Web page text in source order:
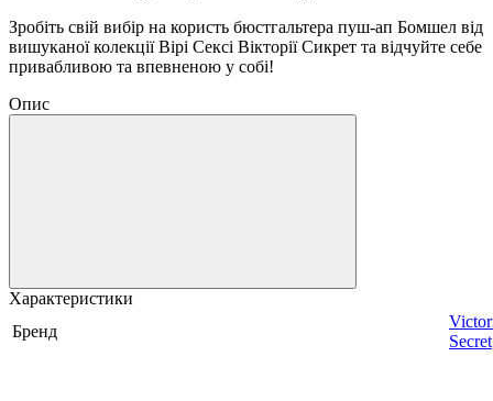
Зробіть свій вибір на користь бюстгальтера пуш-ап Бомшел від
вишуканої колекції Вірі Сексі Вікторії Сикрет та відчуйте себе
привабливою та впевненою у собі!
Опис
Характеристики
Бренд
Secret